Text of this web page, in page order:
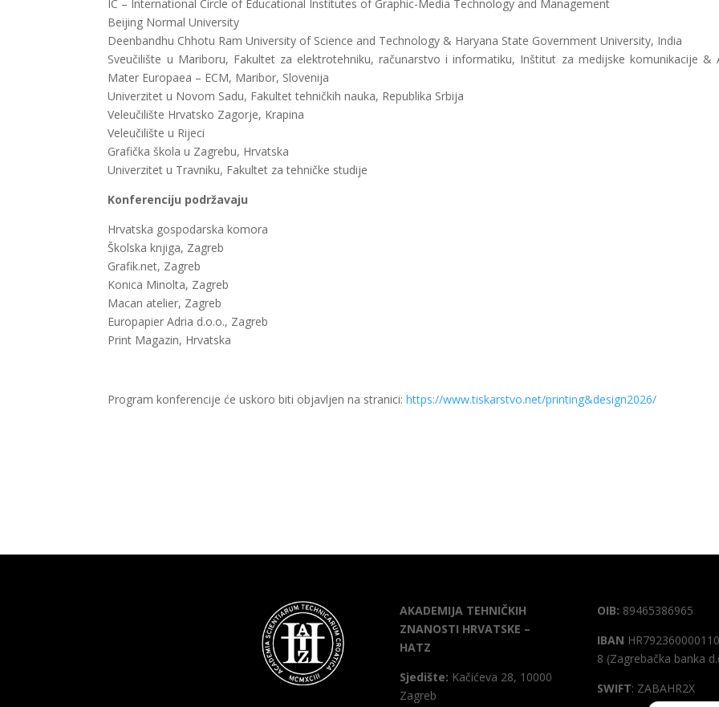
IC – International Circle of Educational Institutes of Graphic-Media Technology and Management
Beijing Normal University
Deenbandhu Chhotu Ram University of Science and Technology & Haryana State Government University, India
Sveučilište u Mariboru, Fakultet za elektrotehniku, računarstvo i informatiku, Inštitut za medijske komunikacije &
Mater Europaea – ECM, Maribor, Slovenija
Univerzitet u Novom Sadu, Fakultet tehničkih nauka, Republika Srbija
Veleučilište Hrvatsko Zagorje, Krapina
Veleučilište u Rijeci
Grafička škola u Zagrebu, Hrvatska
Univerzitet u Travniku, Fakultet za tehničke studije
Konferenciju podržavaju
Hrvatska gospodarska komora
Školska knjiga, Zagreb
Grafik.net, Zagreb
Konica Minolta, Zagreb
Macan atelier, Zagreb
Europapier Adria d.o.o., Zagreb
Print Magazin, Hrvatska
Program konferencije će uskoro biti objavljen na stranici:https://www.tiskarstvo.net/printing&design2026/
AKADEMIJA TEHNIČKIH
ZNANOSTI HRVATSKE –
HATZ
Sjedište: Kačićeva 28, 10000
Zagreb
OIB: 89465386965
IBAN
8 (Zagrebačka banka
SWIFT: ZABAHR2X